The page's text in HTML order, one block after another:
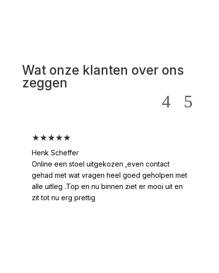
Wat onze klanten over ons
zeggen
★★★★★
Henk Scheffer
Online een stoel uitgekozen ,even contact
gehad met wat vragen heel goed geholpen met
alle uitleg .Top en nu binnen ziet er mooi uit en
zit tot nu erg prettig